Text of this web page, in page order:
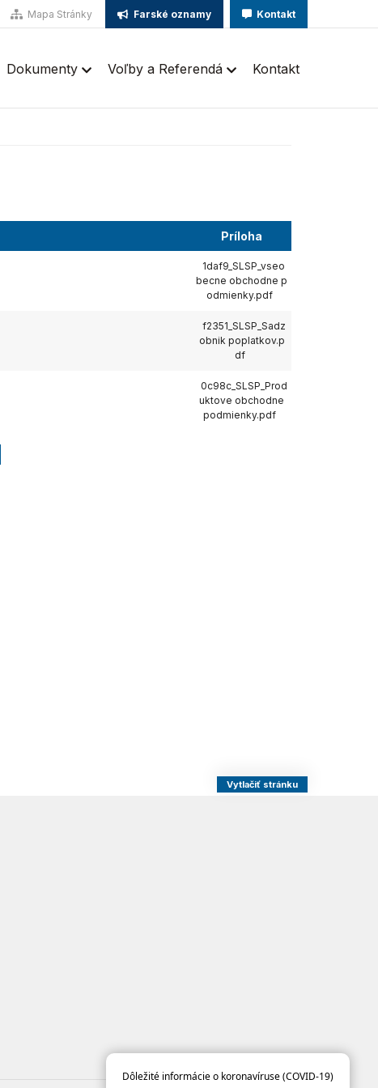
Mapa Stránky Farské oznamy Kontakt
Dokumenty Voľby a Referendá Kontakt
Príloha
1daf9_SLSP_vseo
becne obchodne p
odmienky.pdf
f2351_SLSP_Sadz
obnik poplatkov.p
df
0c98c_SLSP_Prod
uktove obchodne
podmienky.pdf
Vytlačiť stránku
Dôležité informácie o koronavíruse (COVID-19)